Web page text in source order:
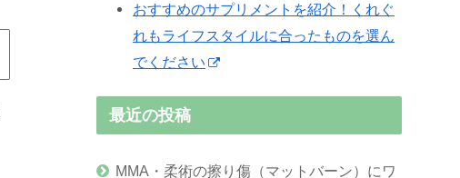
おすすめのサプリメントを紹介！くれぐ
れもライフスタイルに合ったものを選ん
でください
最近の投稿
MMA・柔術の擦り傷（マットバーン）にワ